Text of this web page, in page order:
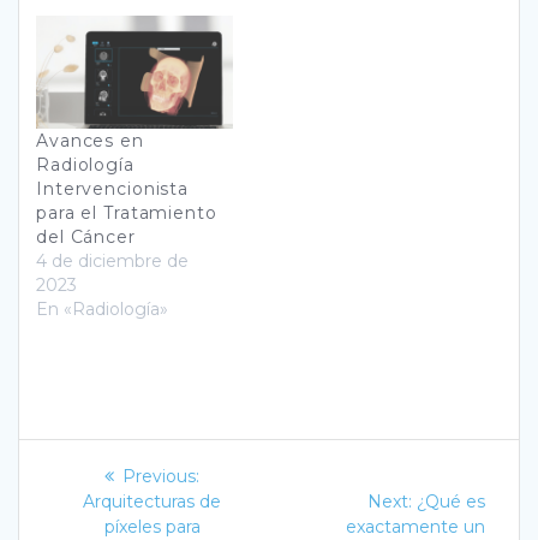
Avances en
Radiología
Intervencionista
para el Tratamiento
del Cáncer
4 de diciembre de
2023
En «Radiología»
Navegación
Previous:
post:
Arquitecturas de
píxeles para
Next: Next
post:
¿Qué es
exactamente un